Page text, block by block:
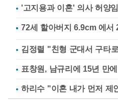
'고지용과 이혼' 의사 허양
김정렬 "친형 군대서 구타
표창원, 남규리에 15년 만
하리수 "이혼 내가 먼저